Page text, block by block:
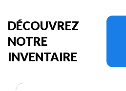
DÉCOUVREZ
NOTRE
INVENTAIRE